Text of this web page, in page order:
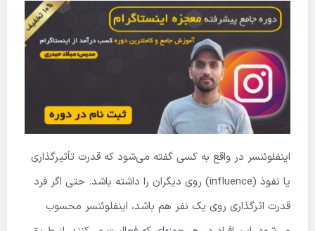
اینفلوئنسر در واقع به کسی گفته می‌شود که قدرت تأثیرگذاری
یا نفوذ (influence) روی دیگران را داشته باشد. حتی اگر فرد
قدرت اثرگذاری روی یک نفر هم باشد، اینفلوئنسر محسوب